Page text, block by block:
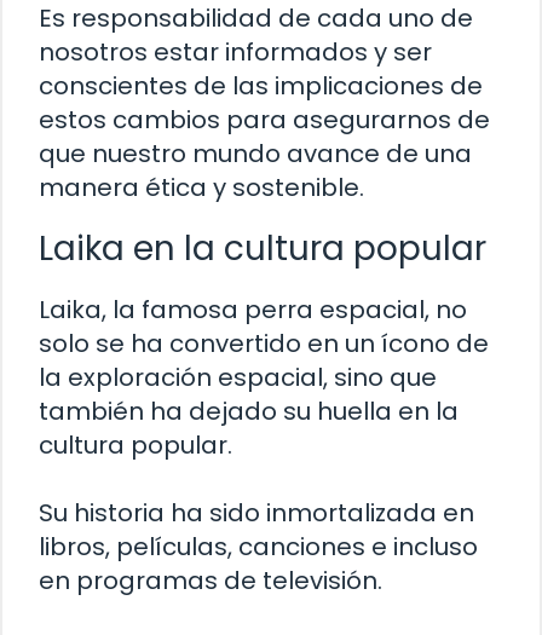
Es responsabilidad de cada uno de
nosotros estar informados y ser
conscientes de las implicaciones de
estos cambios para asegurarnos de
que nuestro mundo avance de una
manera ética y sostenible.
Laika en la cultura popular
Laika, la famosa perra espacial, no
solo se ha convertido en un ícono de
la exploración espacial, sino que
también ha dejado su huella en la
cultura popular.
Su historia ha sido inmortalizada en
libros, películas, canciones e incluso
en programas de televisión.